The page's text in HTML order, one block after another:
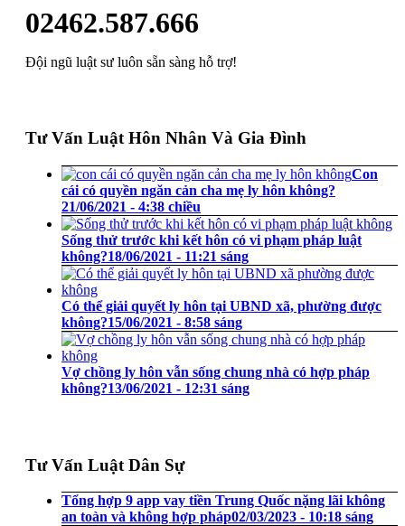
02462.587.666
Đội ngũ luật sư luôn sẵn sàng hỗ trợ!
Tư Vấn Luật Hôn Nhân Và Gia Đình
Con
cái có quyền ngăn cản cha mẹ ly hôn không?
21/06/2021 - 4:38 chiều
Sống thử trước khi kết hôn có vi phạm pháp luật
không?18/06/2021 - 11:21 sáng
Có thể giải quyết ly hôn tại UBND xã, phường được
không?15/06/2021 - 8:58 sáng
Vợ chồng ly hôn vẫn sống chung nhà có hợp pháp
không?13/06/2021 - 12:31 sáng
Tư Vấn Luật Dân Sự
Tổng hợp 9 app vay tiền Trung Quốc nặng lãi không
an toàn và không hợp pháp02/03/2023 - 10:18 sáng